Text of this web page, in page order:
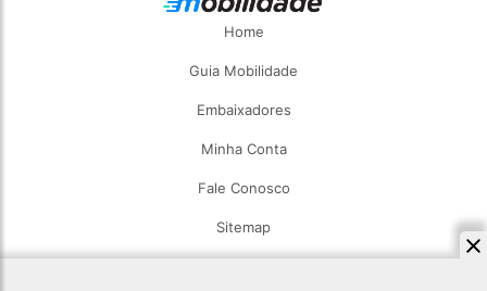
Home
Guia Mobilidade
Embaixadores
Minha Conta
Fale Conosco
Sitemap